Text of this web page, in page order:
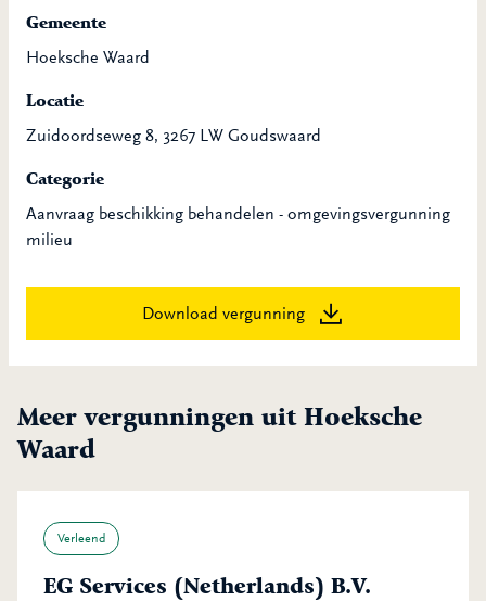
Gemeente
Hoeksche Waard
Locatie
Zuidoordseweg 8, 3267 LW Goudswaard
Categorie
Aanvraag beschikking behandelen - omgevingsvergunning
milieu
Download vergunning
Meer vergunningen uit Hoeksche
Waard
Verleend
EG Services (Netherlands) B.V.